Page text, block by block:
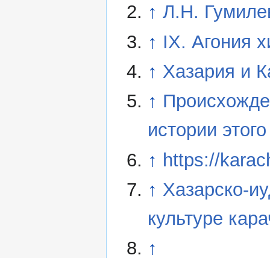
↑ Л.Н.
↑ IX. Агония
↑ Хазария и
↑
истории
↑ https://
↑ Хазарско-
культуре
↑